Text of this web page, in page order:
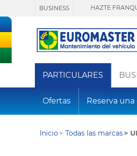
BUSINESS HAZTE
PARTICULARES
Ofertas Reserva una
Inicio Todas las marcas